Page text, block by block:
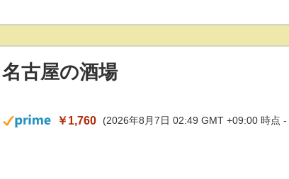
名古屋の酒場
￥1,760 (2026年8月7日 02:49 GMT +09:00 時点 -